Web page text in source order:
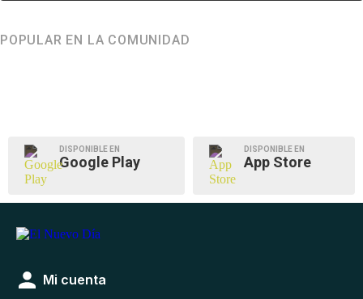
POPULAR EN LA COMUNIDAD
DISPONIBLE EN
Google Play
DISPONIBLE EN
App Store
Mi cuenta